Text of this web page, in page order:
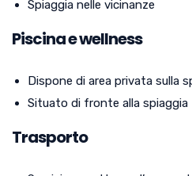
Spiaggia nelle vicinanze
Piscina e wellness
Dispone di area privata sulla
Situato di fronte alla spiaggia
Trasporto